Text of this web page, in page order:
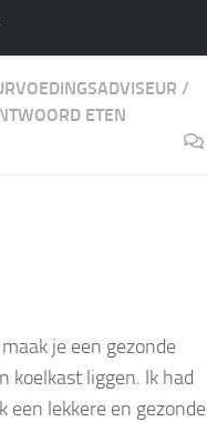
/
ETEN
je een gezonde
koelkast liggen. Ik had
een lekkere en gezonde